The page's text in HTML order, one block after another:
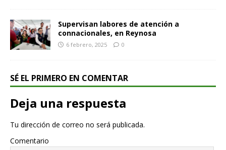
Supervisan labores de atención a
connacionales, en Reynosa
6 febrero, 2025 0
SÉ EL PRIMERO EN COMENTAR
Deja una respuesta
Tu dirección de correo no será publicada.
Comentario